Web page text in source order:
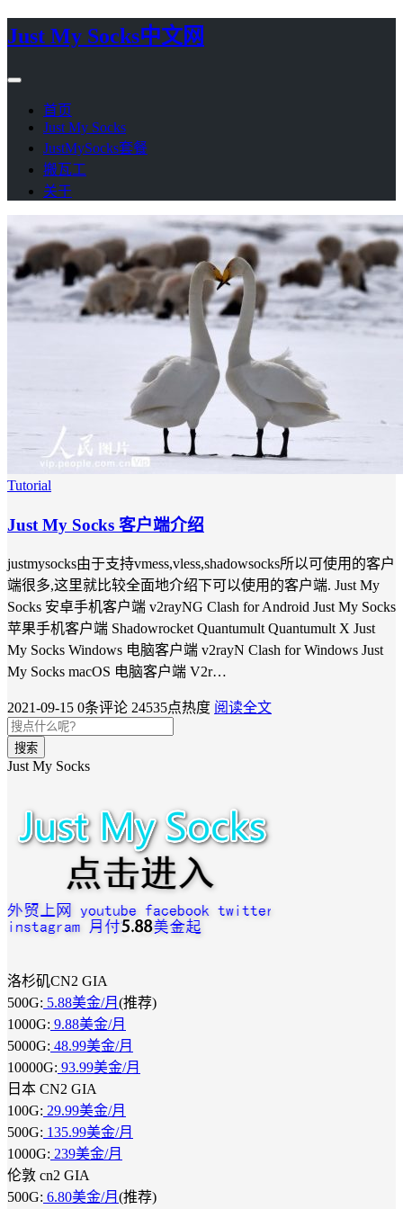
Just My Socks中文网
首页
Just My Socks
JustMySocks套餐
搬瓦工
关于
Tutorial
Just My Socks 客户端介绍
justmysocks由于支持vmess,vless,shadowsocks所以可使用的客户
端很多,这里就比较全面地介绍下可以使用的客户端. Just My
Socks 安卓手机客户端 v2rayNG Clash for Android Just My Socks
苹果手机客户端 Shadowrocket Quantumult Quantumult X Just
My Socks Windows 电脑客户端 v2rayN Clash for Windows Just
My Socks macOS 电脑客户端 V2r…
2021-09-15 0条评论 24535点热度 阅读全文
搜索
Just My Socks
洛杉矶CN2 GIA
500G: 5.88美金/月 (推荐)
1000G: 9.88美金/月
5000G: 48.99美金/月
10000G: 93.99美金/月
日本 CN2 GIA
100G: 29.99美金/月
500G: 135.99美金/月
1000G: 239美金/月
伦敦 cn2 GIA
500G: 6.80美金/月 (推荐)